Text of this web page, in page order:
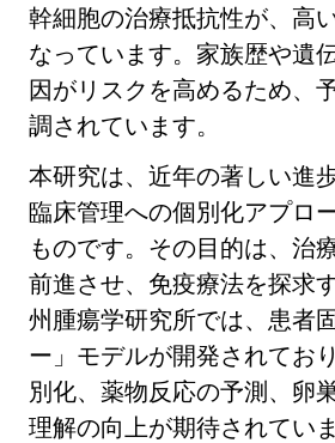
幹細胞の治療抵抗性が、高
なっています。家族歴や遺
因がリスクを高めるため、
調されています。
本研究は、近年の著しい進
臨床管理への個別化アプロ
ものです。その目的は、治
前進させ、免疫療法を探求
州腫瘍学研究所では、患者
ー」モデルが開発されてお
別化、薬物反応の予測、卵
理解の向上が期待されていま
プライバシーポリシー